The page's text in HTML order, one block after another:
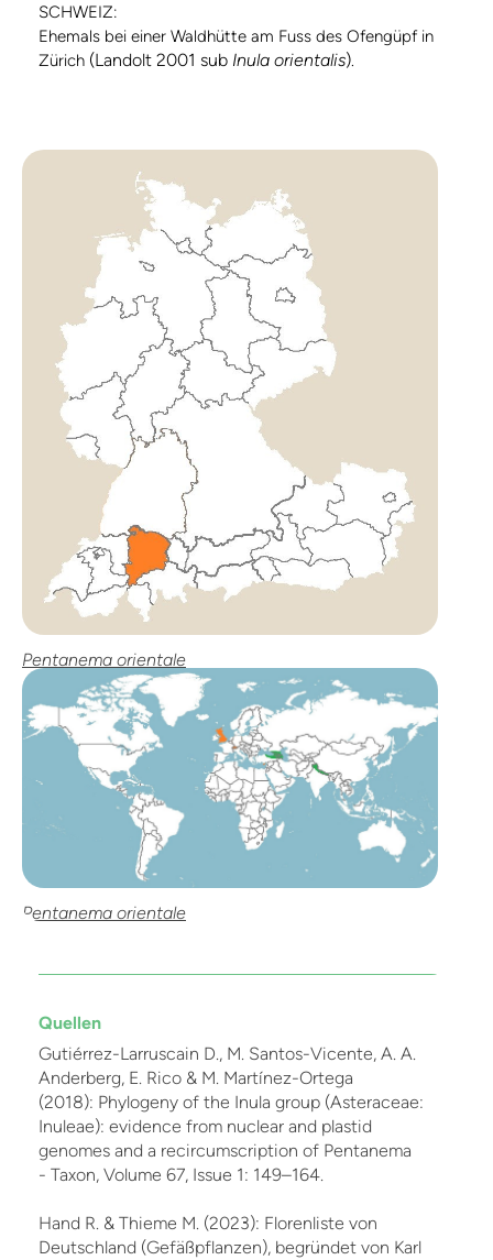
SCHWEIZ:
Ehemals bei einer Waldhütte am Fuss des Ofengüpf in
Zürich (Landolt 2001 sub Inula orientalis).
Pentanema orientale
Pentanema orientale
Quellen
Gutiérrez-Larruscain D., M. Santos-Vicente, A. A.
Anderberg, E. Rico & M. Martínez-Ortega
(2018): Phylogeny of the Inula group (Asteraceae:
Inuleae): evidence from nuclear and plastid
genomes and a recircumscription of Pentanema
- Taxon, Volume 67, Issue 1: 149–164.
Hand R. & Thieme M. (2023): Florenliste von
Deutschland (Gefäßpflanzen), begründet von Karl